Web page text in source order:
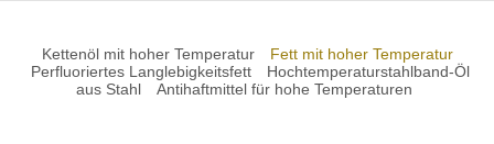
Kettenöl mit hoher Temperatur
Fett mit hoher Temperatur
Perfluoriertes Langlebigkeitsfett
Hochtemperaturstahlband-Öl
aus Stahl
Antihaftmittel für hohe Temperaturen